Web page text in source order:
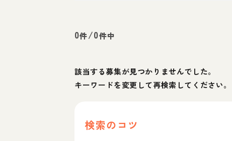
0件/0件中
該当する募集が見つかりませんでした。
キーワードを変更して再検索してください。
検索のコツ